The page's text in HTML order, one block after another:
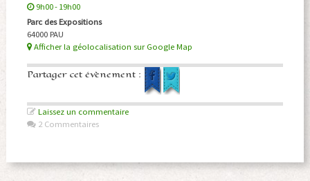
9h00 - 19h00
Parc des Expositions
64000 PAU
Afficher la géolocalisation sur Google Map
Partager cet évènement :
Laissez un commentaire
2 Commentaires